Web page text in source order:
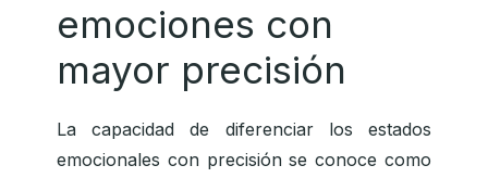
emociones con
mayor precisión
La capacidad de diferenciar los estados
emocionales con precisión se conoce como